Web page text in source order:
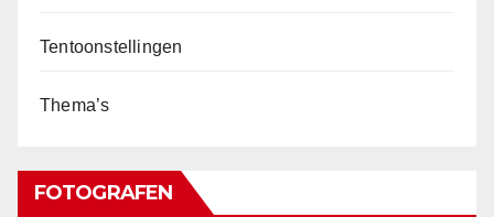
Tentoonstellingen
Thema’s
FOTOGRAFEN